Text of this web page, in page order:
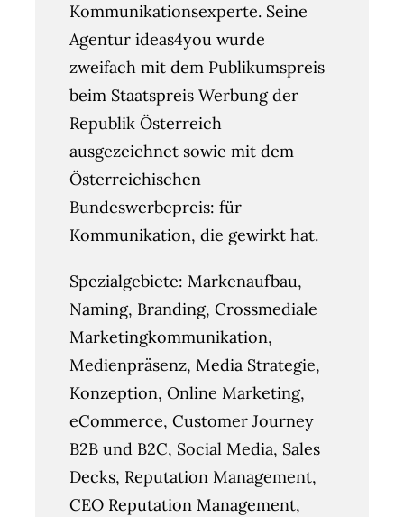
Kommunikationsexperte. Seine
Agentur ideas4you wurde
zweifach mit dem Publikumspreis
beim Staatspreis Werbung der
Republik Österreich
ausgezeichnet sowie mit dem
Österreichischen
Bundeswerbepreis: für
Kommunikation, die gewirkt hat.
Spezialgebiete: Markenaufbau,
Naming, Branding, Crossmediale
Marketingkommunikation,
Medienpräsenz, Media Strategie,
Konzeption, Online Marketing,
eCommerce, Customer Journey
B2B und B2C, Social Media, Sales
Decks, Reputation Management,
CEO Reputation Management,